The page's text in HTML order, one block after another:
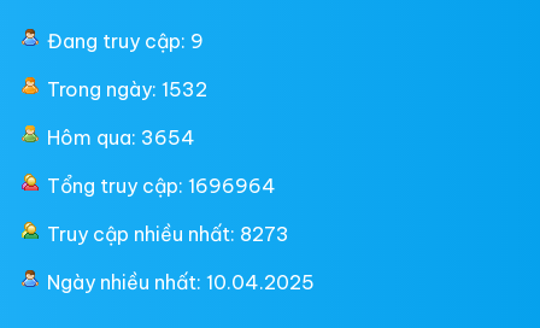
Đang truy cập: 9
Trong ngày: 1532
Hôm qua: 3654
Tổng truy cập: 1696964
Truy cập nhiều nhất: 8273
Ngày nhiều nhất: 10.04.2025